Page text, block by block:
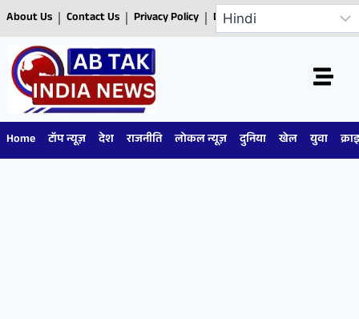
About Us Contact Us Privacy Policy Disclaimer
Home टॉप न्यूज़ देश राजनीति लोकल न्यूज़ दुनिया खेल युवा